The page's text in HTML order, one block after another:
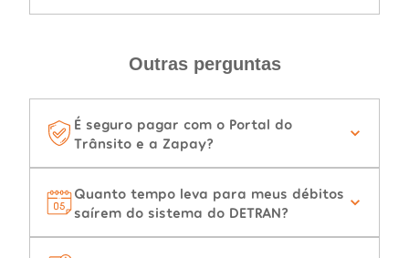
Outras perguntas
É seguro pagar com o Portal do
Trânsito e a Zapay?
Quanto tempo leva para meus débitos
saírem do sistema do DETRAN?